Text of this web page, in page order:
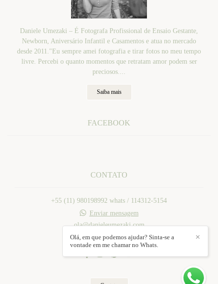
Daniele Umezaki – É Fotografa Profissional de Ensaio Gestante,
Newborn, Aniversário Infantil e Casamentos e atua no mercado
desde 2011."Eu sempre amei fotografia e tirar fotos no meu tempo
livre. Percebi o quanto momentos que retratam amor podem ser
preciosos....
Saiba mais
FACEBOOK
CONTATO
+55 (11) 980198992 whats / 114312-5154
Enviar mensagem
ola@danieleumezaki.com
Mogi das Cruzes / SP
✕
Olá, em que podemos ajudar? Sinta-se a
vontade em me chamar no Whats.